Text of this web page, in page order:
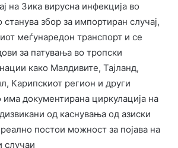
на Зика вирусна инфекција во
збор за импортиран случај,
меѓунаредон транспорт и се
за патувања во тропски
како Малдивите, Тајланд,
Карипскиот регион и други
има документирана циркулација на
од каснувања од азиски
постои можност за појава на
случаи